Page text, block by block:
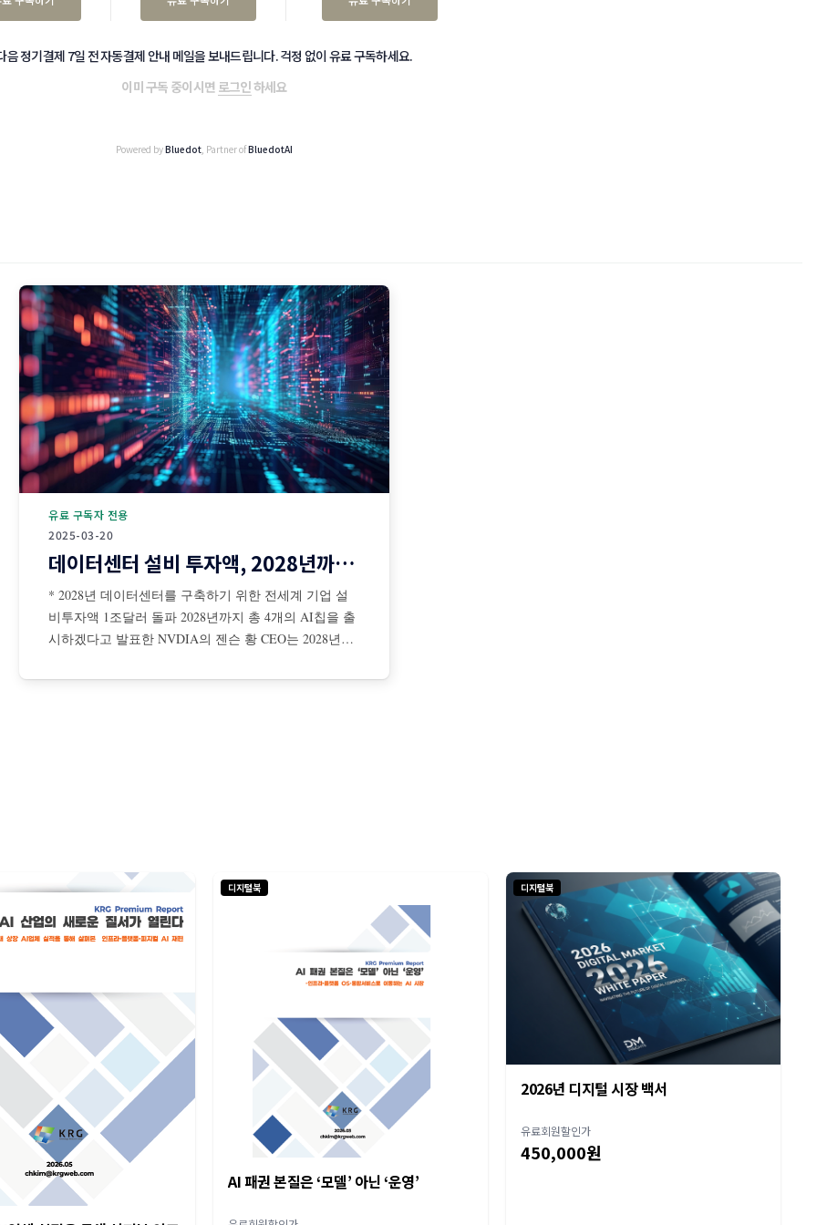
음 정기결제 7일 전 자동결제 안내 메일을 보내드립니다. 걱정 없이 유료 구독하세요.
이미 구독 중이시면 로그인하세요
Powered byBluedot, Partner ofBluedotAI
2025-03-20
유료 구독자 전용
데이터센터 설비 투자액, 2028년까지 1조달러 돌파
* 2028년 데이터센터를 구축하기 위한 전세계 기업 설
비투자액 1조달러 돌파 2028년까지 총 4개의 AI칩을 출
시하겠다고 발표한 NVDIA의 젠슨 황 CEO는 2028년까
투자액이 총 1조달러에 이를 것이라고 전망 젠슨 황은
디지털북
AI 패권 본질은 ‘모델’ 아닌 ‘운영’
디지털북
2026년 디지털 시장 백서
유료회원할인가
450,000원